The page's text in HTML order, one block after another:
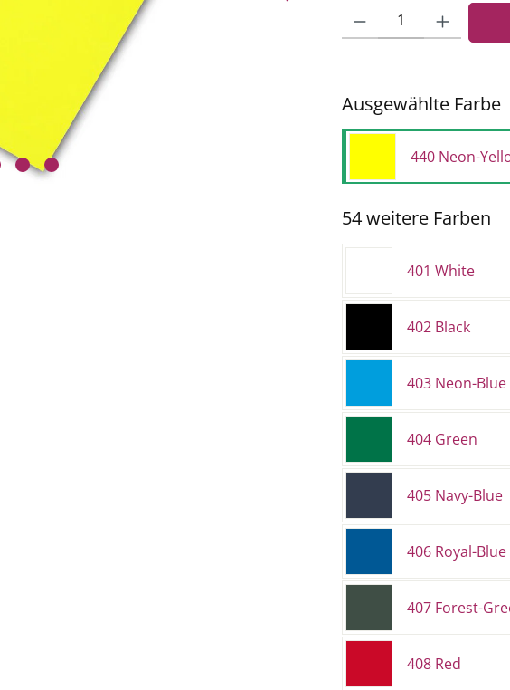
Produkt Anzahl: Gib den
Ausgewählte Farbe
440 Neon-
54 weitere Farben
401 White
402 Black
403 Neon-Blue
404 Green
405 Navy-Blue
406 Royal-Blue
407 Forest-
408 Red